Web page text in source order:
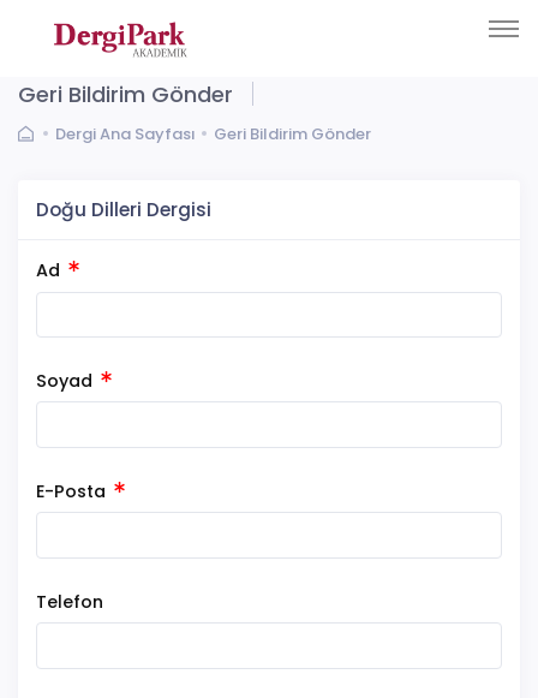
Geri Bildirim Gönder
Dergi Ana Sayfası Geri Bildirim Gönder
Doğu Dilleri Dergisi
Ad
Soyad
E-Posta
Telefon